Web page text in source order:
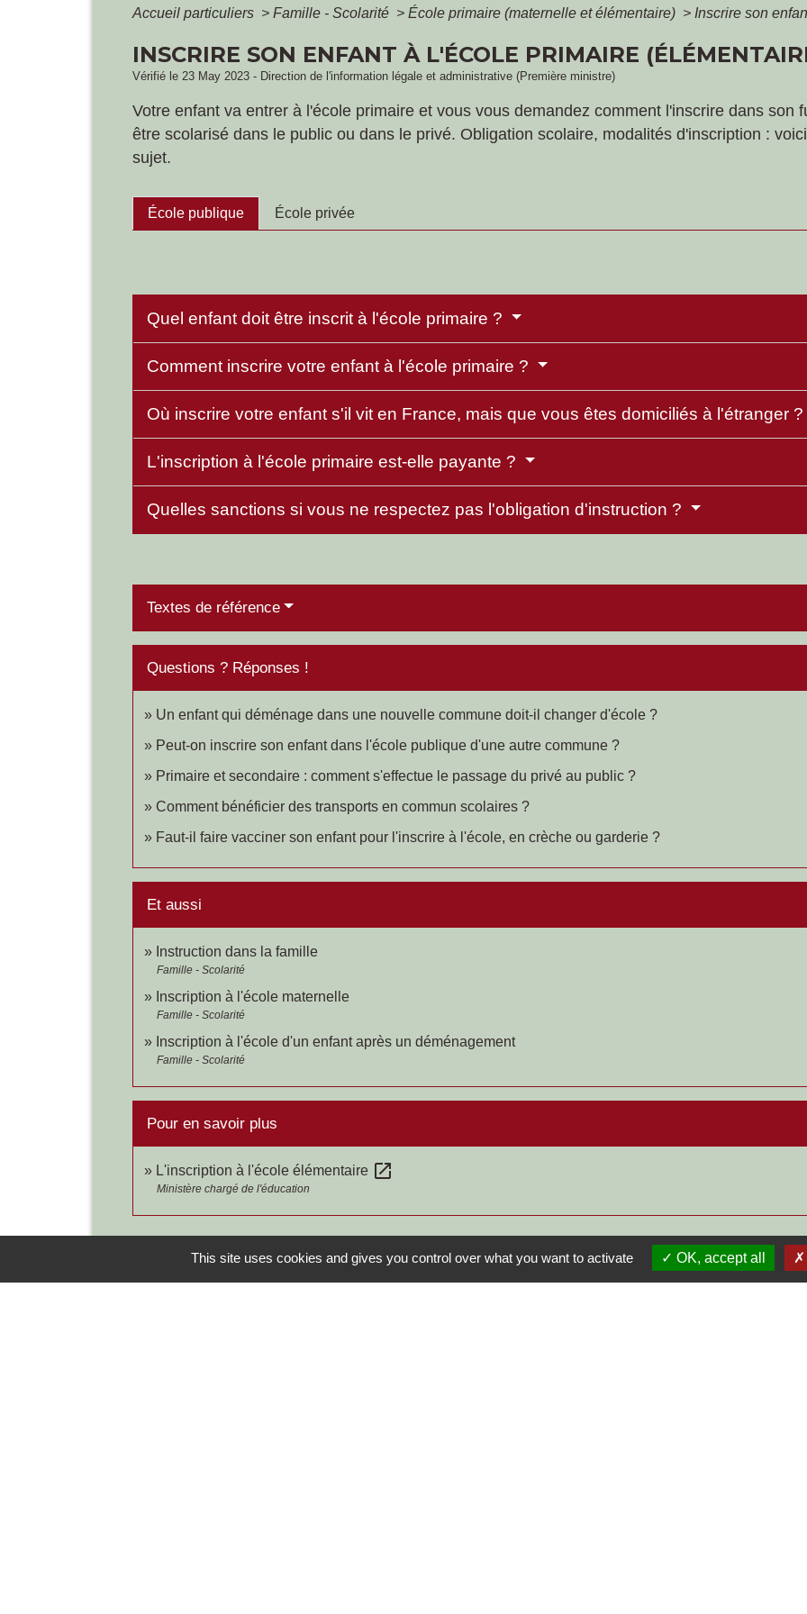
Accueil particuliers > Famille - Scolarité > École primaire (maternelle et élémentaire) > Inscrire son
INSCRIRE SON ENFANT À L'ÉCOLE PRIMAIRE
Vérifié le 23 May 2023 - Direction de l'information légale et administrative (Première ministre)
Votre enfant va entrer à l'école primaire et vous vous demandez comment l'inscrire dans son
être scolarisé dans le public ou dans le privé. Obligation scolaire, modalités d'inscription :
sujet.
École publique École privée
Quel enfant doit être inscrit à l'école primaire ?
Comment inscrire votre enfant à l'école primaire ?
Où inscrire votre enfant s'il vit en France, mais que vous êtes domiciliés à l'étranger ?
L'inscription à l'école primaire est-elle payante ?
Quelles sanctions si vous ne respectez pas l'obligation d'instruction ?
Textes de référence
Questions ? Réponses !
Un enfant qui déménage dans une nouvelle commune doit-il changer d'école ?
Peut-on inscrire son enfant dans l'école publique d'une autre commune ?
Primaire et secondaire : comment s'effectue le passage du privé au public ?
Comment bénéficier des transports en commun scolaires ?
Faut-il faire vacciner son enfant pour l'inscrire à l'école, en crèche ou garderie ?
Et aussi
Instruction dans la famille
Famille - Scolarité
Inscription à l'école maternelle
Famille - Scolarité
Inscription à l'école d'un enfant après un déménagement
Famille - Scolarité
Pour en savoir plus
L'inscription à l'école élémentaire open_in_new
Ministère chargé de l'éducation
This site uses cookies and gives you control over what you want to activate OK, accept all